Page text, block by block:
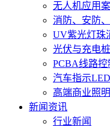
无人机应用
消防、安防
UV紫光灯珠
光伏与充电
PCBA线路控
汽车指示
高端商业照
新闻资讯
行业新闻